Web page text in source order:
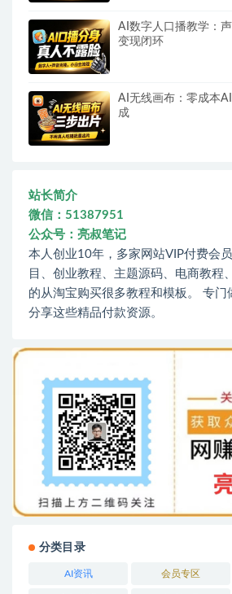
AI数字人口播教学：
变现闭环
AI无线画布：零成本
成
站长简介
微信：51387951
公众号：亮叔笔记
本人创业10年，多家网站VIP付费会
目、创业教程、主题源码、电商教程
的从淘宝购买很多教程和模板。 专门
分享这些精品付款资源。
分类目录
AI资讯 会员专区